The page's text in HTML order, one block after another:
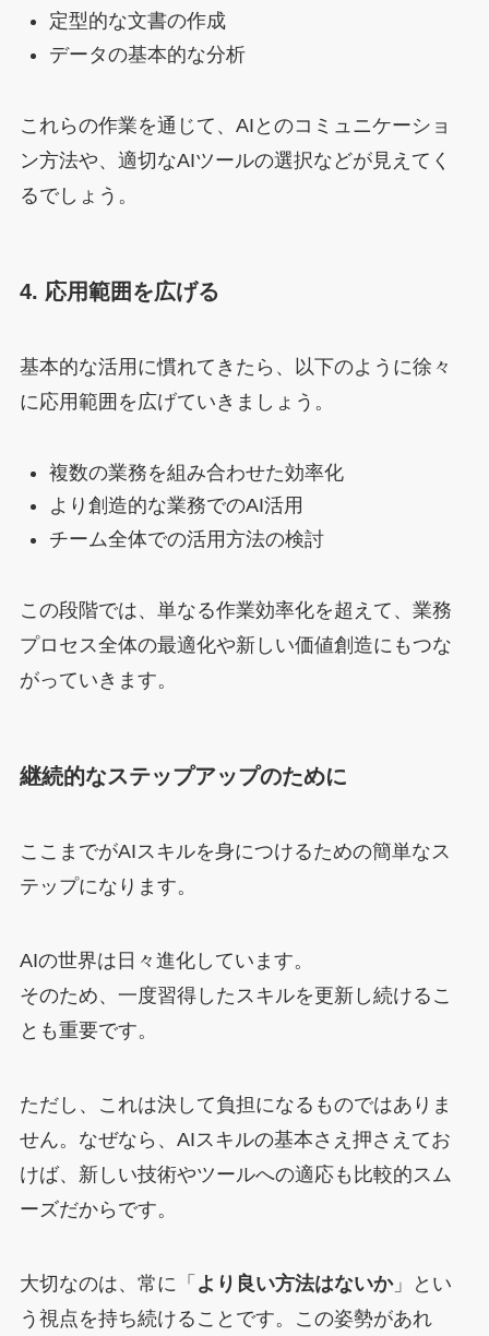
定型的な文書の作成
データの基本的な分析
これらの作業を通じて、AIとのコミュニケーショ
ン方法や、適切なAIツールの選択などが見えてく
るでしょう。
4. 応用範囲を広げる
基本的な活用に慣れてきたら、以下のように徐々
に応用範囲を広げていきましょう。
複数の業務を組み合わせた効率化
より創造的な業務でのAI活用
チーム全体での活用方法の検討
この段階では、単なる作業効率化を超えて、業務
プロセス全体の最適化や新しい価値創造にもつな
がっていきます。
継続的なステップアップのために
ここまでがAIスキルを身につけるための簡単なス
テップになります。
AIの世界は日々進化しています。
そのため、一度習得したスキルを更新し続けるこ
とも重要です。
ただし、これは決して負担になるものではありま
せん。なぜなら、AIスキルの基本さえ押さえてお
けば、新しい技術やツールへの適応も比較的スム
ーズだからです。
大切なのは、常に「 より良い方法はないか」とい
う視点を持ち続けることです。この姿勢があれ